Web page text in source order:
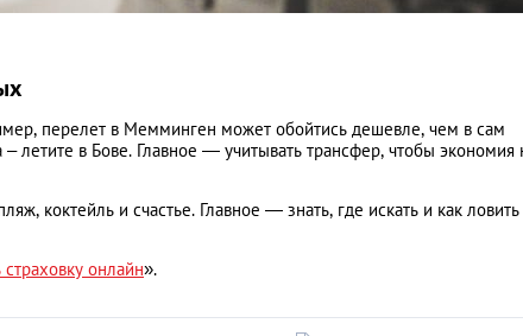
перелет в Мемминген может обойтись дешевле, чем в сам
в Бове. Главное — учитывать трансфер, чтобы экономия
коктейль и счастье. Главное — знать, где искать и как ловить
онлайн».